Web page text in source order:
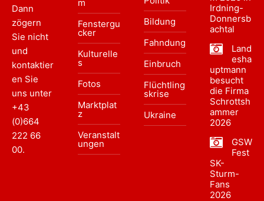
Dann
zögern
Sie nicht
und
kontaktier
en Sie
uns unter
+43
(0)664
222 66
00.
m
Fenstergu
cker
Kulturelle
s
Fotos
Marktplat
z
Veranstalt
ungen
Bildung
Fahndung
Einbruch
Flüchtling
skrise
Ukraine
Irdning-
Donnersb
achtal
Land
esha
uptmann
besucht
die Firma
Schrottsh
ammer
2026
GSW
Fest
SK-
Sturm-
Fans
2026